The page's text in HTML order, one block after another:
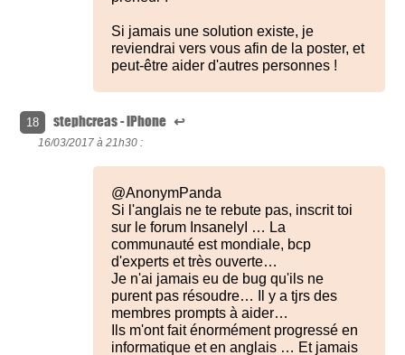
Si jamais une solution existe, je
reviendrai vers vous afin de la poster, et
peut-être aider d'autres personnes !
18 stephcreas - iPhone ↩
16/03/2017 à 21h30 :
@AnonymPanda
Si l'anglais ne te rebute pas, inscrit toi
sur le forum InsanelyI … La
communauté est mondiale, bcp
d'experts et très ouverte…
Je n'ai jamais eu de bug qu'ils ne
purent pas résoudre… Il y a tjrs des
membres prompts à aider…
Ils m'ont fait énormément progressé en
informatique et en anglais … Et jamais